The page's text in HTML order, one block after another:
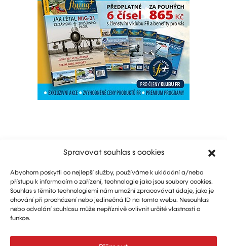
Spravovat souhlas s cookies
Abychom poskytli co nejlepší služby, používáme k ukládání a/nebo
přístupu k informacím o zařízení, technologie jako jsou soubory cookies.
Souhlas s těmito technologiemi nám umožní zpracovávat údaje, jako je
chování při procházení nebo jedinečná ID na tomto webu. Nesouhlas
nebo odvolání souhlasu může nepříznivě ovlivnit určité vlastnosti a
funkce.
Technology and advertising: Vít Jirka